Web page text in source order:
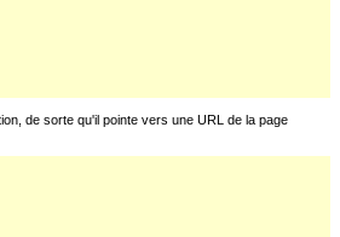
de sorte qu'il pointe vers une URL de la page